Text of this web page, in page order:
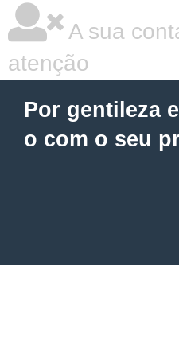
A sua
atenção
Por gentileza
o com o seu